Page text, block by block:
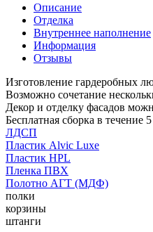
Описание
Отделка
Внутреннее наполнение
Информация
Отзывы
Изготовление гардеробных
Возможно сочетание
Декор и отделку фасадов
Бесплатная сборка в течение
ЛДСП
Пластик Alvic Luxe
Пластик HPL
Пленка ПВХ
Полотно АГТ (МДФ)
полки
корзины
штанги